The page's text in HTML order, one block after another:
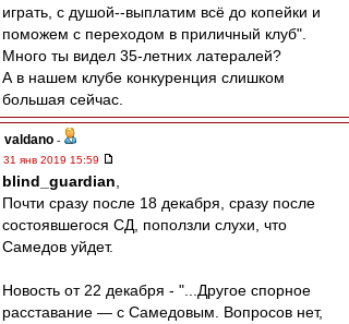
играть, с душой--выплатим всё до копейки и
поможем с переходом в приличный клуб".
Много ты видел 35-летних латералей?
А в нашем клубе конкуренция слишком
большая сейчас.
valdano -
31 янв 2019 15:59
blind_guardian
Почти сразу после 18 декабря, сразу после
состоявшегося СД, поползли слухи, что
Самедов уйдет.
Новость от 22 декабря - "...Другое спорное
расставание — с Самедовым. Вопросов нет,